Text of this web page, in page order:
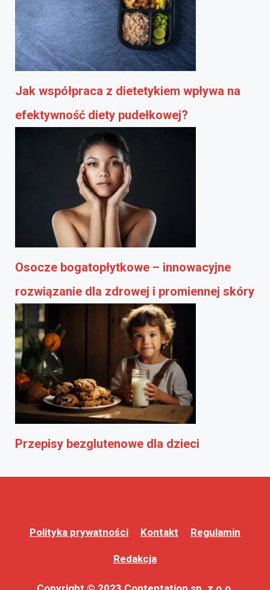
Jak współpraca z dietetykiem wpływa na
efektywność diety pudełkowej?
Osocze bogatopłytkowe – innowacyjne
rozwiązanie dla zdrowej i promiennej skóry
Przepisy bezglutenowe dla dzieci
Polityka prywatności Kontakt Regulamin
Redakcja